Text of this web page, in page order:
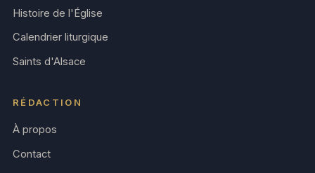
Histoire de l'Église
Calendrier liturgique
Saints d'Alsace
RÉDACTION
À propos
Contact